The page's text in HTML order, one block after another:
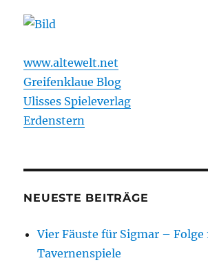
www.altewelt.net
Greifenklaue Blog
Ulisses Spieleverlag
Erdenstern
NEUESTE BEITRÄGE
Vier Fäuste für Sigmar – Folge
Tavernenspiele